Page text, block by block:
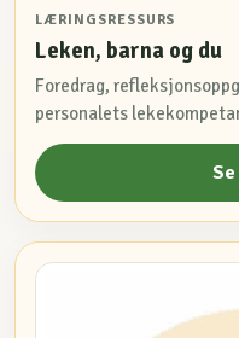
LÆRINGSRESSURS
Leken, barna og du
Foredrag,
personalets